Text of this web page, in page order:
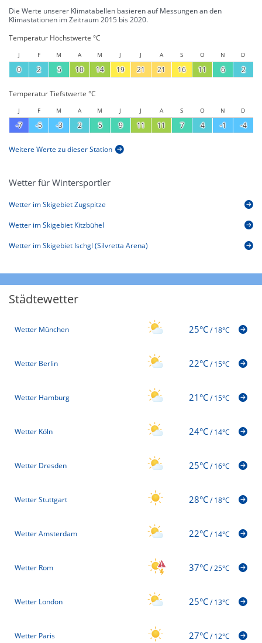
Die Werte unserer Klimatabellen basieren auf Messungen an den
Klimastationen im Zeitraum 2015 bis 2020.
Temperatur Höchstwerte °C
J F M A M J J A S O N D
0 2 5 10 14 19 21 21 16 11 6 2
Temperatur Tiefstwerte °C
J F M A M J J A S O N D
-7 -5 -3 2 5 9 11 11 7 4 -1 -4
Weitere Werte zu dieser Station
Wetter für Wintersportler
Wetter im Skigebiet Zugspitze
Wetter im Skigebiet Kitzbühel
Wetter im Skigebiet Ischgl (Silvretta Arena)
Städtewetter
Wetter München 25°C/18°C
Wetter Berlin 22°C/15°C
Wetter Hamburg 21°C/15°C
Wetter Köln 24°C/14°C
Wetter Dresden 25°C/16°C
Wetter Stuttgart 28°C/18°C
Wetter Amsterdam 22°C/14°C
Wetter Rom 37°C/25°C
Wetter London 25°C/13°C
Wetter Paris 27°C/12°C